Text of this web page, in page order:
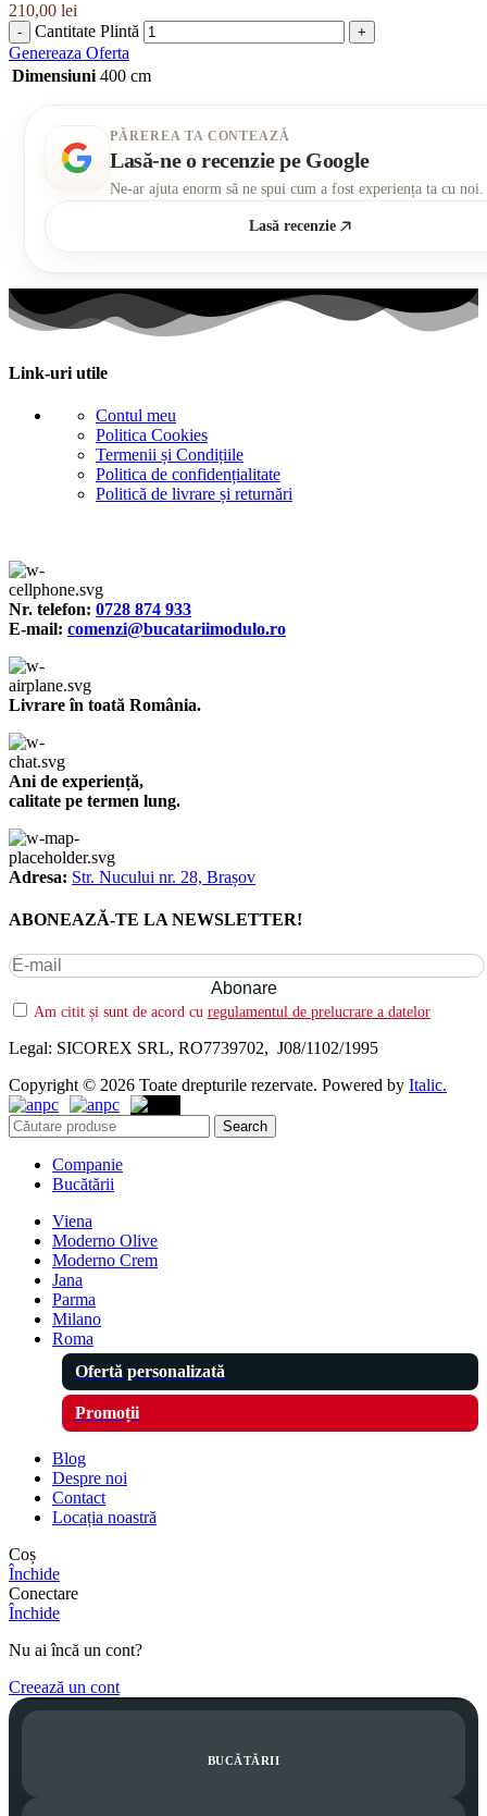
210,00 lei
Cantitate Plintă
Genereaza Oferta
Dimensiuni 400 cm
PĂREREA TA CONTEAZĂ
Lasă-ne o recenzie pe Google
Ne-ar ajuta enorm să ne spui cum a fost experiența ta cu noi.
Lasă recenzie
Link-uri utile
Contul meu
Politica Cookies
Termenii și Condițiile
Politica de confidențialitate
Politică de livrare și returnări
Nr. telefon: 0728 874 933
E-mail: comenzi@bucatariimodulo.ro
Livrare în toată România.
Ani de experiență,
calitate pe termen lung.
Adresa: Str. Nucului nr. 28, Brașov
ABONEAZĂ-TE LA NEWSLETTER!
Am citit și sunt de acord cu regulamentul de prelucrare a datelor
Legal: SICOREX SRL, RO7739702, J08/1102/1995
Copyright © 2026 Toate drepturile rezervate. Powered by Italic.
Search
Companie
Bucătării
Viena
Moderno Olive
Moderno Crem
Jana
Parma
Milano
Roma
Ofertă personalizată
Promoții
Blog
Despre noi
Contact
Locația noastră
Coș
Închide
Conectare
Închide
Nu ai încă un cont?
Creează un cont
BUCĂTĂRII